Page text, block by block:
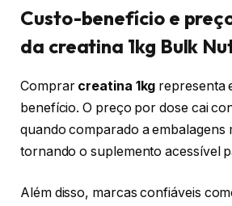
Custo-benefício e
da creatina 1kg Bulk
Comprar creatina 1kg representa
benefício. O preço por dose cai
quando comparado a embalagens
tornando o suplemento acessível
Além disso, marcas confiáveis